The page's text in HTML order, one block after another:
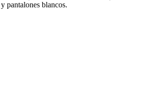
pantalones blancos.